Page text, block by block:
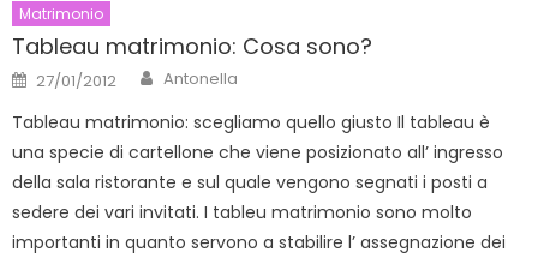
Matrimonio
Tableau matrimonio: Cosa sono?
Posted
on
27/01/2012 Author
Antonella
Tableau matrimonio: scegliamo quello giusto Il tableau è
una specie di cartellone che viene posizionato all’ ingresso
della sala ristorante e sul quale vengono segnati i posti a
sedere dei vari invitati. I tableu matrimonio sono molto
importanti in quanto servono a stabilire l’ assegnazione dei